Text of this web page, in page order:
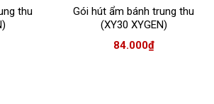
thu
Gói hút ẩm bánh trung thu
(XY30 XYGEN)
84.000₫